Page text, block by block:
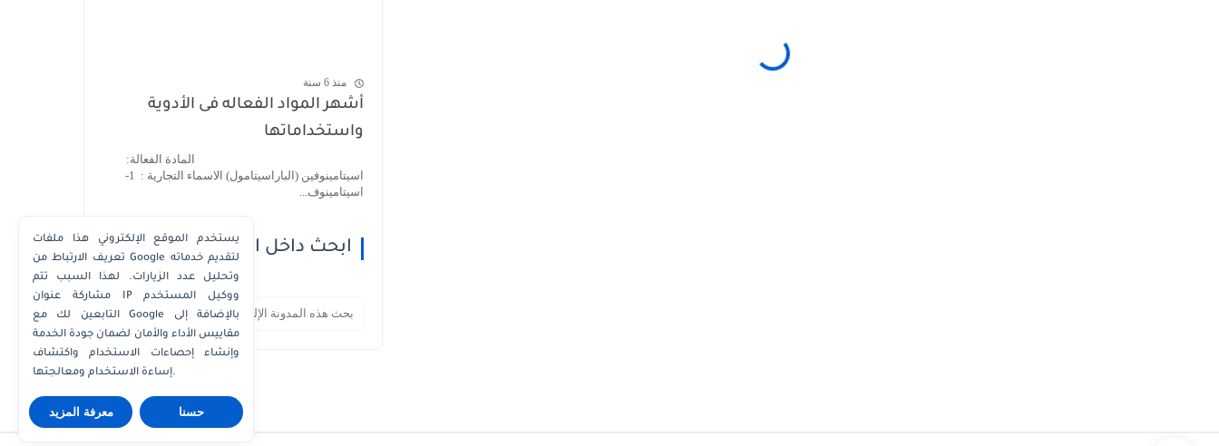
منذ 6 سنة
أشهر المواد الفعاله فى الأدوية
واستخداماتها
المادة الفعالة:
اسيتامينوفين (الباراسيتامول) الاسماء التجارية : 1-
اسيتامينوف...
ابحث داخل الموقعيستخدم الموقع الإلكتروني هذا ملفات
تعريف الارتباط من Google لتقديم خدماته
وتحليل عدد الزيارات. لهذا السبب تتم
مشاركة عنوان IP ووكيل المستخدم
التابعين لك مع Google بالإضافة إلى
مقاييس الأداء والأمان لضمان جودة الخدمة
وإنشاء إحصاءات الاستخدام واكتشاف
إساءة الاستخدام ومعالجتها.
معرفة المزيد حسنا